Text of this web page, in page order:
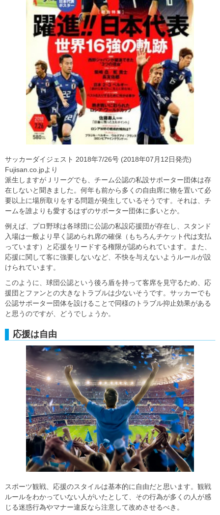
サッカーダイジェスト 2018年7/26号 (2018年07月12日発売)
Fujisan.co.jpより
派生しますがＪリーグでも、チーム公認の私設サポーター団体は存
在しないと聞きました。何年も前から多くの自由席に物を置いて必
要以上に場所取りをする問題が発生しているそうです。それは、チ
ームを誰よりも愛するはずのサポーター団体に多いとか。
例えば、プロ野球は各球団に公認の私設応援団が存在し、スタンド
入場は一般より早く認められ席の確保（もちろんチケット代は支払
っています）と応援をリードする権限が認められています。また、
応援に関して客に強要しないなど、不快を与えないようルールが設
けられています。
このように、球団公認という後ろ盾を持って客席を見守るため、応
援団とファンとの大きなトラブルは少ないそうです。サッカーでも
公認サポーター団体を設けることで同様のトラブル抑止効果がある
と思うのですが、どうでしょうか。
応援は自由
スポーツ観戦、応援のスタイルは基本的に自由だと思います。観戦
ルールをわかっていない人がいたとして、その行為が多くの人が感
じる迷惑行為やマナー違反なら注意して改めさせるべき。